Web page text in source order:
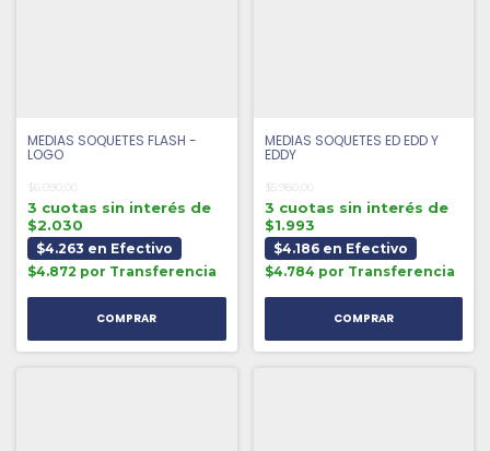
MEDIAS SOQUETES FLASH -
LOGO
$6.090,00
3 cuotas sin interés de
$2.030
$4.263 en Efectivo
$4.872 por Transferencia
MEDIAS SOQUETES ED EDD Y
EDDY
$5.980,00
3 cuotas sin interés de
$1.993
$4.186 en Efectivo
$4.784 por Transferencia